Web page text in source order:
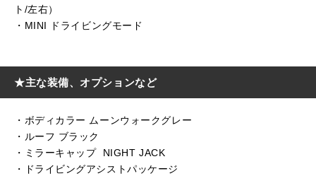
ト/左右）
・MINI ドライビングモード
★主な装備、オプションなど
・ボディカラー ムーンウォークグレー
・ルーフ ブラック
・ミラーキャップ NIGHT JACK
・ドライビングアシストパッケージ